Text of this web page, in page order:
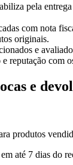
pela
com nota
originais.
e
reputação com
e
produtos
até 7 dias do